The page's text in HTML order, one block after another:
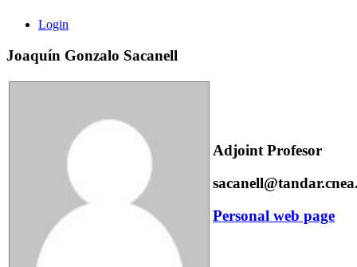
Login
Joaquín Gonzalo Sacanell
Adjoint Profesor
Personal web page